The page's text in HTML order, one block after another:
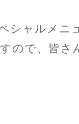
シャルメニ
ので、皆さ